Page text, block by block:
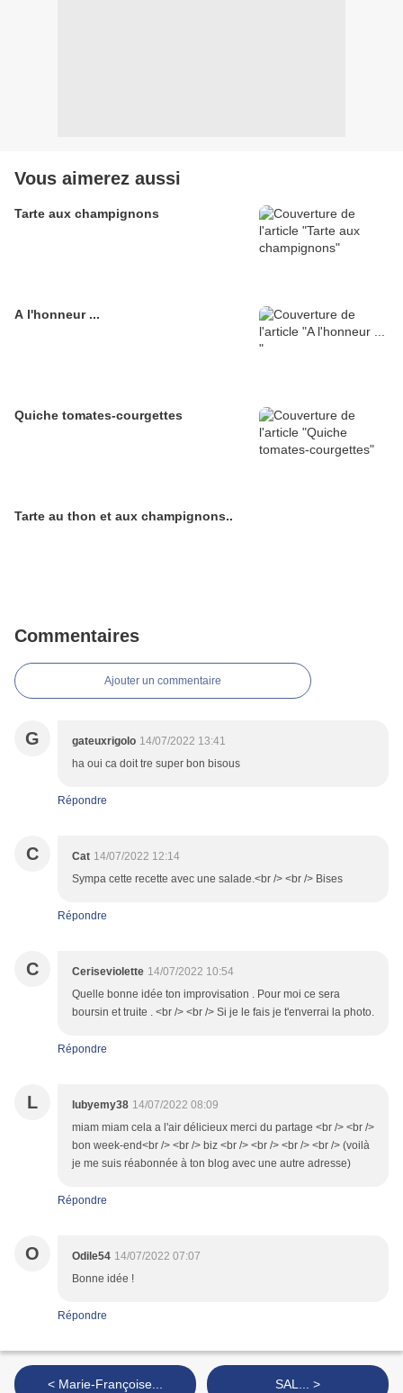
Vous aimerez aussi
Tarte aux champignons
A l'honneur ...
Quiche tomates-courgettes
Tarte au thon et aux champignons..
Commentaires
Ajouter un commentaire
G gateuxrigolo 14/07/2022 13:41
ha oui ca doit tre super bon bisous
Répondre
C Cat 14/07/2022 12:14
Sympa cette recette avec une salade.<br /> <br /> Bises
Répondre
C Ceriseviolette 14/07/2022 10:54
Quelle bonne idée ton improvisation . Pour moi ce sera
boursin et truite . <br /> <br /> Si je le fais je t'enverrai la photo.
Répondre
L lubyemy38 14/07/2022 08:09
miam miam cela a l'air délicieux merci du partage <br /> <br />
bon week-end<br /> <br /> biz <br /> <br /> <br /> <br /> (voilà
je me suis réabonnée à ton blog avec une autre adresse)
Répondre
O Odile54 14/07/2022 07:07
Bonne idée !
Répondre
< Marie-Françoise... SAL... >